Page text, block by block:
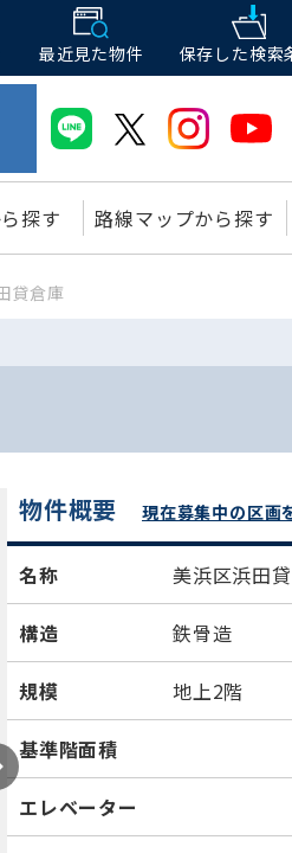
最近見た物件 保存した検索
探す 路線マップから探す
貸倉庫
物件概要 現在募集中の区画
名称 美浜区浜田
構造 鉄骨造
規模 地上2階
基準階面積
エレベーター